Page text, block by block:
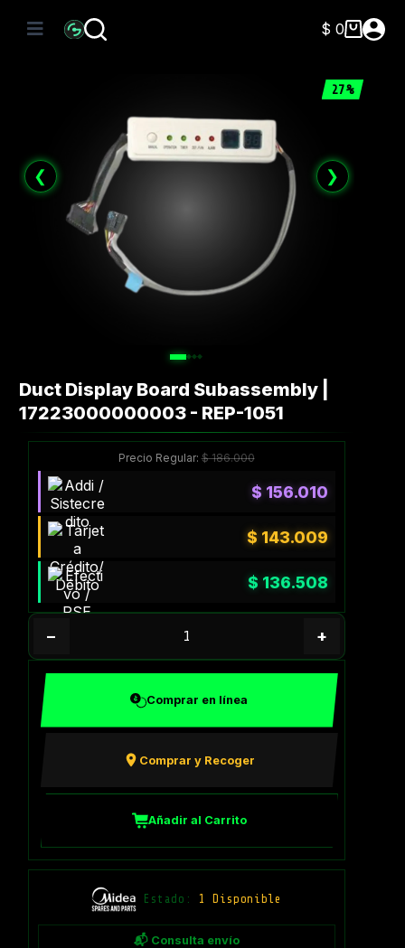
Carro
$ 0
27%
❮ ❯
Duct Display Board Subassembly |
17223000000003 - REP-1051
Precio Regular:$186.000
$ 156.010
$ 143.009
$ 136.508
− +
Comprar en línea
Comprar y Recoger
Añadir al Carrito
Estado: 1 Disponible
📬 Consulta envío